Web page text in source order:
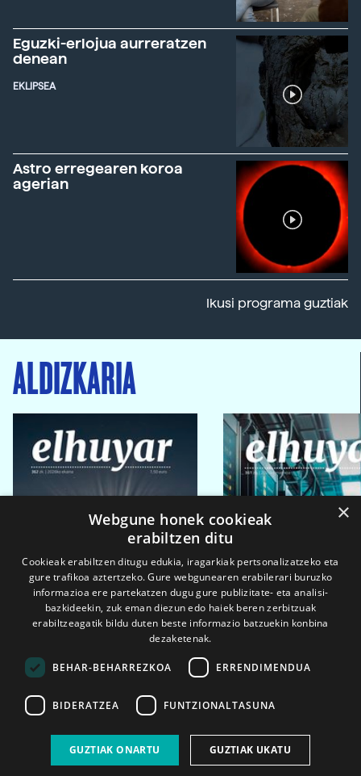
Eguzki-erlojua aurreratzen
denean
EKLIPSEA
Astro erregearen koroa
agerian
Ikusi programa guztiak
ALDIZKARIA
2026ko eka. 1a 2026ko mar. 1a
×
Webgune honek cookieak
erabiltzen ditu
Cookieak erabiltzen ditugu edukia, iragarkiak pertsonalizatzeko eta
gure trafikoa aztertzeko. Gure webgunearen erabilerari buruzko
informazioa ere partekatzen dugu gure publizitate- eta analisi-
bazkideekin, zuk eman diezun edo haiek beren zerbitzuak
erabiltzeagatik bildu duten beste informazio batzuekin konbina
dezaketenak.
BEHAR-BEHARREZKOA ERRENDIMENDUA
BIDERATZEA FUNTZIONALTASUNA
GUZTIAK ONARTU GUZTIAK UKATU